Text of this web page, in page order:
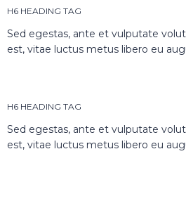
H6 HEADING TAG
Sed egestas, ante et vulputate
est, vitae luctus metus libero eu
H6 HEADING TAG
Sed egestas, ante et vulputate
est, vitae luctus metus libero eu